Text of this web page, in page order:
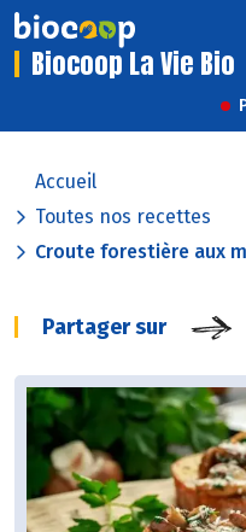
Biocoop La Vie Bio
Accueil
Toutes nos recettes
Croute forestière aux
Partager sur